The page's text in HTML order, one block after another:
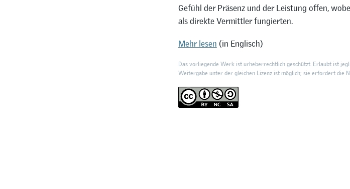
Gefühl der Präsenz und der Leistung offen,
als direkte Vermittler fungierten.
Mehr lesen (in Englisch)
Das vorliegende Werk ist urheberrechtlich geschützt. Erlaubt ist
Weitergabe unter der gleichen Lizenz ist möglich; sie erfordert die